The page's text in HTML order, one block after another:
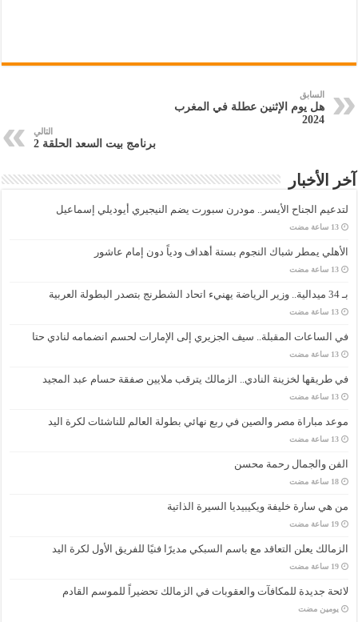
السابق
هل يوم الإثنين عطلة في المغرب
2024
التالي
برنامج بيت السعد الحلقة 2
آخر الأخبار
لتدعيم الجناح الأيسر.. مودرن سبورت يضم النيجيري أيوديلي إسماعيل
‏13 ساعة مضت
الأهلي يمطر شباك النجوم بستة أهداف ودياً دون إمام عاشور
‏13 ساعة مضت
بـ 34 ميدالية.. وزير الرياضة يهنيء اتحاد الشطرنج بتصدر البطولة العربية
‏13 ساعة مضت
في الساعات المقبلة.. سيف الجزيري إلى الإمارات لحسم انضمامه لنادي حتا
‏13 ساعة مضت
في طريقها لخزينة النادي.. الزمالك يترقب ملايين صفقة حسام عبد المجيد
‏13 ساعة مضت
موعد مباراة مصر والصين في ربع نهائي بطولة العالم للناشئات لكرة اليد
‏13 ساعة مضت
الفن والجمال رحمة محسن
‏18 ساعة مضت
من هي سارة خليفة ويكيبيديا السيرة الذاتية
‏19 ساعة مضت
الزمالك يعلن التعاقد مع باسم السبكي مديرًا فنيًا للفريق الأول لكرة اليد
‏19 ساعة مضت
لائحة جديدة للمكافآت والعقوبات في الزمالك تحضيراً للموسم القادم
‏يومين مضت